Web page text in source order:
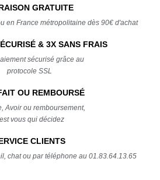
GRATUITE
en France métropolitaine dès 90€ d'achat
& 3X SANS FRAIS
sécurisé grâce au
protocole SSL
OU REMBOURSÉ
Avoir ou remboursement,
vous qui décidez
CLIENTS
chat ou par téléphone au 01.83.64.13.65